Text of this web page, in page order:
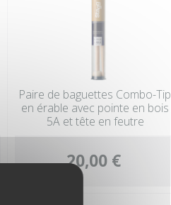
Paire de baguettes Combo-Tip
en érable avec pointe en bois
5A et tête en feutre
20,00 €